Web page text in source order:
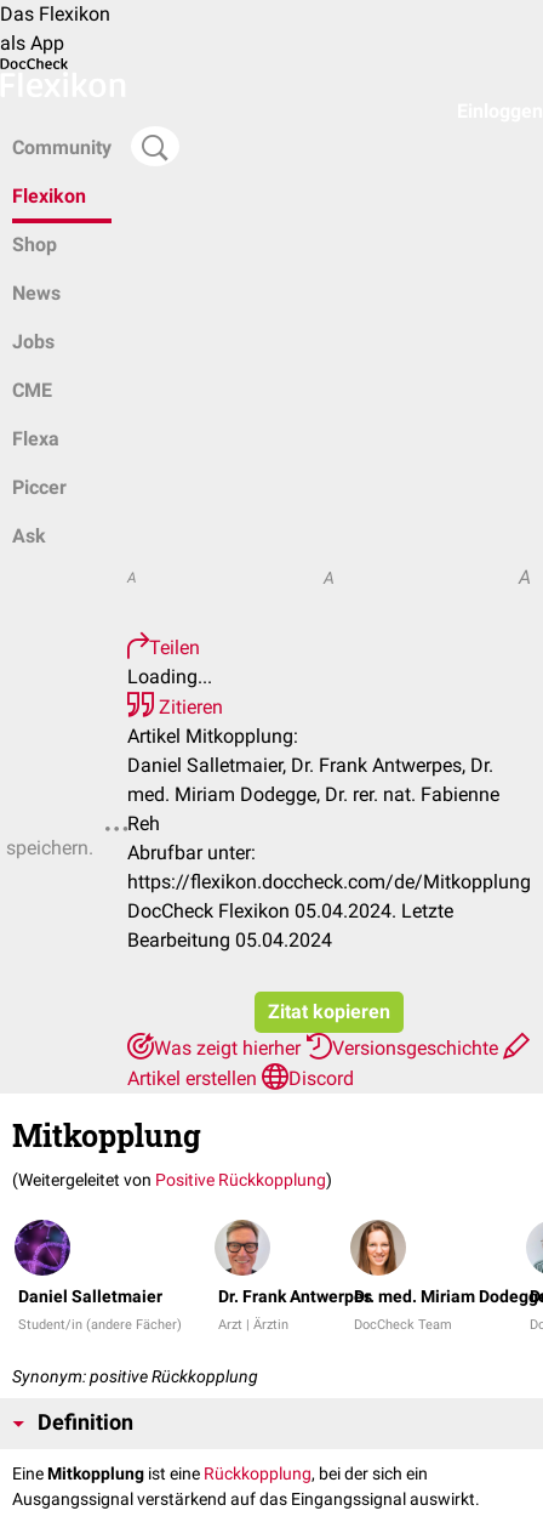
Das Flexikon
als App
Community
Flexikon
Shop
News
Jobs
CME
Flexa
Piccer
Ask
A A A
Teilen
Loading...
Zitieren
Artikel Mitkopplung:
Daniel Salletmaier, Dr. Frank Antwerpes, Dr.
med. Miriam Dodegge, Dr. rer. nat. Fabienne
Reh
Abrufbar unter:
https://flexikon.doccheck.com/de/Mitkopplung
DocCheck Flexikon 05.04.2024. Letzte
Bearbeitung 05.04.2024
Zitat kopieren
Was zeigt hierher
Versionsgeschichte
Artikel erstellen
Discord
Mitkopplung
(Weitergeleitet von Positive Rückkopplung)
Daniel Salletmaier
Student/in (andere Fächer)
Dr. Frank Antwerpes
Arzt | Ärztin
Dr. med. Miriam
DocCheck Team
Synonym: positive Rückkopplung
Definition
EineMitkopplung ist eine Rückkopplung, bei der sich ein
Ausgangssignal verstärkend auf das Eingangssignal auswirkt.